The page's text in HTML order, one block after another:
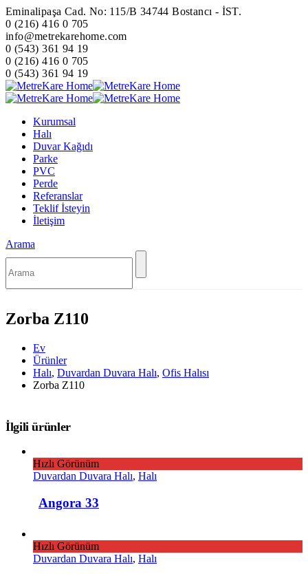
Eminalipaşa Cad. No: 115/B 34744 Bostancı - İST.
0 (216) 416 0 705
info@metrekarehome.com
0 (543) 361 94 19
0 (216) 416 0 705
0 (543) 361 94 19
Kurumsal
Halı
Duvar Kağıdı
Parke
PVC
Perde
Referanslar
Teklif İsteyin
İletişim
Arama
Zorba Z110
Ev
Ürünler
Halı, Duvardan Duvara Halı, Ofis Halısı
Zorba Z110
İlgili ürünler
Hızlı Görünüm
Duvardan Duvara Halı, Halı
Angora 33
Hızlı Görünüm
Duvardan Duvara Halı, Halı